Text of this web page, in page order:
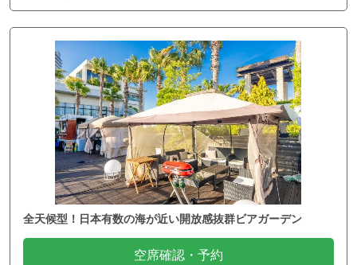
全天候型！日本有数の海が近い開放感抜群ビアガーデン
空席確認・予約